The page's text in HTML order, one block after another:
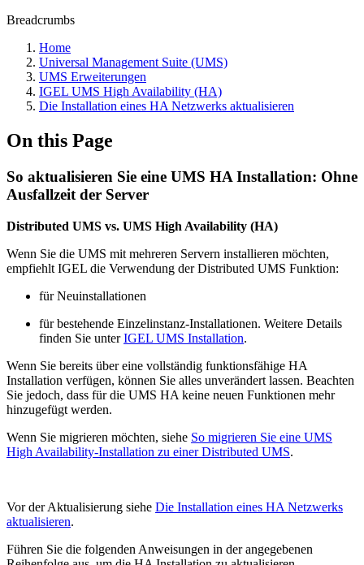
Breadcrumbs
Home
Universal Management Suite (UMS)
UMS Erweiterungen
IGEL UMS High Availability (HA)
Die Installation eines HA Netzwerks aktualisieren
On this Page
So aktualisieren Sie eine UMS HA Installation: Ohne
Ausfallzeit der Server
Distributed UMS vs. UMS High Availability (HA)
Wenn Sie die UMS mit mehreren Servern installieren möchten,
empfiehlt IGEL die Verwendung der Distributed UMS Funktion:
für Neuinstallationen
für bestehende Einzelinstanz-Installationen. Weitere Details
finden Sie unterIGEL UMS Installation.
Wenn Sie bereits über eine vollständig funktionsfähige HA
Installation verfügen, können Sie alles unverändert lassen. Beachten
Sie jedoch, dass für die UMS HA keine neuen Funktionen mehr
hinzugefügt werden.
Wenn Sie migrieren möchten, siehe So migrieren Sie eine UMS
High Availability-Installation zu einer Distributed UMS.
Vor der Aktualisierung siehe Die Installation eines HA Netzwerks
aktualisieren.
Führen Sie die folgenden Anweisungen in der angegebenen